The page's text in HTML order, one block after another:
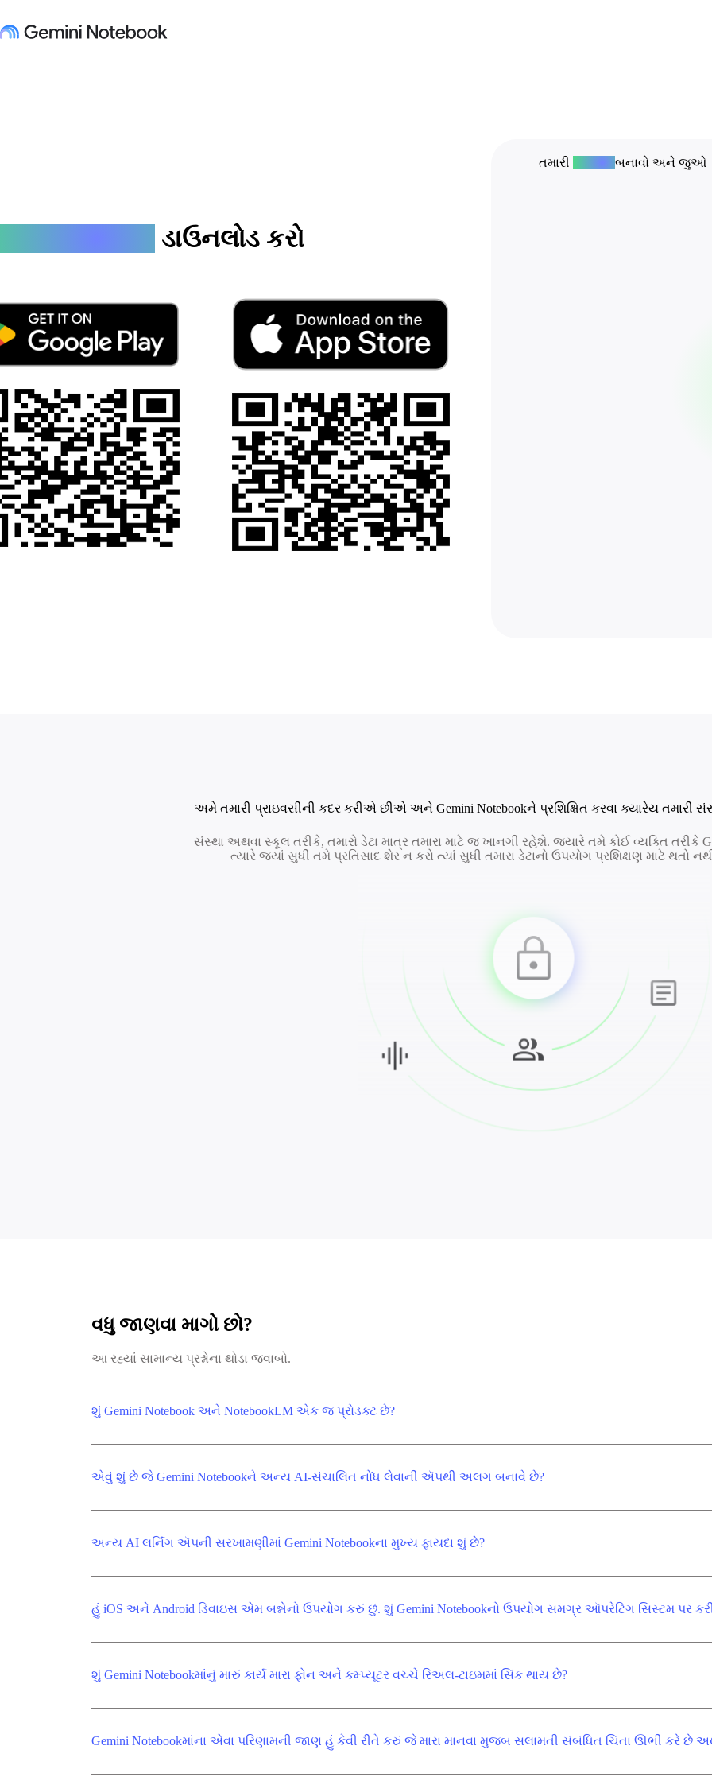
ડાઉનલોડ કરો
અમે તમારી પ્રાઇવસીની કદર કરીએ છીએ અને Gemini Notebookને પ્રશિક્ષિત કરવા ક્યારેય તમારી
સંસ્થા અથવા સ્કૂલ તરીકે, તમારો ડેટા માત્ર તમારા માટે જ ખાનગી રહેશે. જ્યારે તમે કોઈ વ્યક્તિ તરીકે
ત્યારે જ્યાં સુધી તમે પ્રતિસાદ શેર ન કરો ત્યાં સુધી તમારા ડેટાનો ઉપયોગ પ્રશિક્ષણ માટે થતો
વધુ જાણવા માગો છો?
આ રહ્યાં સામાન્ય પ્રશ્નોના થોડા જવાબો.
શું Gemini Notebook અને NotebookLM એક જ પ્રોડક્ટ છે?
એવું શું છે જે Gemini Notebookને અન્ય AI-સંચાલિત નોંધ લેવાની ઍપથી અલગ બનાવે છે?
અન્ય AI લર્નિંગ ઍપની સરખામણીમાં Gemini Notebookના મુખ્ય ફાયદા શું છે?
હું iOS અને Android ડિવાઇસ એમ બન્નેનો ઉપયોગ કરું છું. શું Gemini Notebookનો ઉપયોગ સમગ્ર ઑપરેટિંગ સિસ્ટમ પર
શું Gemini Notebookમાંનું મારું કાર્ય મારા ફોન અને કમ્પ્યૂટર વચ્ચે રિઅલ-ટાઇમમાં સિંક થાય છે?
Gemini Notebookમાંના એવા પરિણામની જાણ હું કેવી રીતે કરું જે મારા માનવા મુજબ સલામતી સંબંધિત ચિંતા ઊભી કરે છે